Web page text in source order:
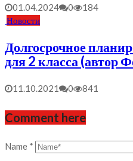
01.04.2024 0
184
Новости
Долгосрочное
для 2 класса (автор
11.10.2021 0 841
Comment here
Name *